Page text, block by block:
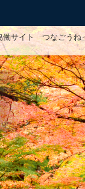
働サイト つなごうね